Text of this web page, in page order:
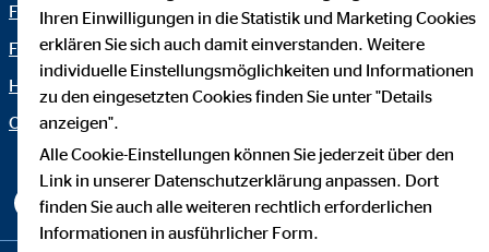
Finanzlösungen
Finanzratgeber
Häufige Fragen
Organization: "Fakten OVB"
Datenschutz
Netiquette
OVB Portal
Cookie-Einstellungen
Ihren Einwilligungen in die Statistik und Marketing Cookies
erklären Sie sich auch damit einverstanden. Weitere
individuelle Einstellungsmöglichkeiten und Informationen
zu den eingesetzten Cookies finden Sie unter "Details
anzeigen".
Alle Cookie-Einstellungen können Sie jederzeit über den
Link in unserer Datenschutzerklärung anpassen. Dort
finden Sie auch alle weiteren rechtlich erforderlichen
Informationen in ausführlicher Form.